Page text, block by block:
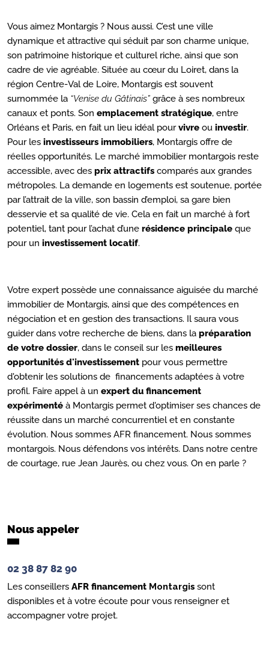
Vous aimez Montargis ? Nous aussi. C’est une ville
dynamique et attractive qui séduit par son charme unique,
son patrimoine historique et culturel riche, ainsi que son
cadre de vie agréable. Située au cœur du Loiret, dans la
région Centre-Val de Loire, Montargis est souvent
surnommée la “Venise du Gâtinais” grâce à ses nombreux
canaux et ponts. Son emplacement stratégique, entre
Orléans et Paris, en fait un lieu idéal pourvivre ou investir.
Pour les investisseurs immobiliers, Montargis offre de
réelles opportunités. Le marché immobilier montargois reste
accessible, avec des prix attractifs comparés aux grandes
métropoles. La demande en logements est soutenue, portée
par l’attrait de la ville, son bassin d’emploi, sa gare bien
desservie et sa qualité de vie. Cela en fait un marché à fort
potentiel, tant pour l’achat d’une résidence principale que
pour un investissement locatif.
Votre expert possède une connaissance aiguisée du marché
immobilier de Montargis, ainsi que des compétences en
négociation et en gestion des transactions. Il saura vous
guider dans votre recherche de biens, dans la préparation
de votre dossier, dans le conseil sur les meilleures
opportunités d'investissement pour vous permettre
d'obtenir les solutions de financements adaptées à votre
profil. Faire appel à un expert du financement
expérimenté à Montargis permet d'optimiser ses chances de
réussite dans un marché concurrentiel et en constante
évolution. Nous sommes AFR financement. Nous sommes
montargois. Nous défendons vos intérêts. Dans notre centre
de courtage, rue Jean Jaurès, ou chez vous. On en parle ?
Nous appeler
02 38 87 82 90
Les conseillers AFR financement Montargis sont
disponibles et à votre écoute pour vous renseigner et
accompagner votre projet.